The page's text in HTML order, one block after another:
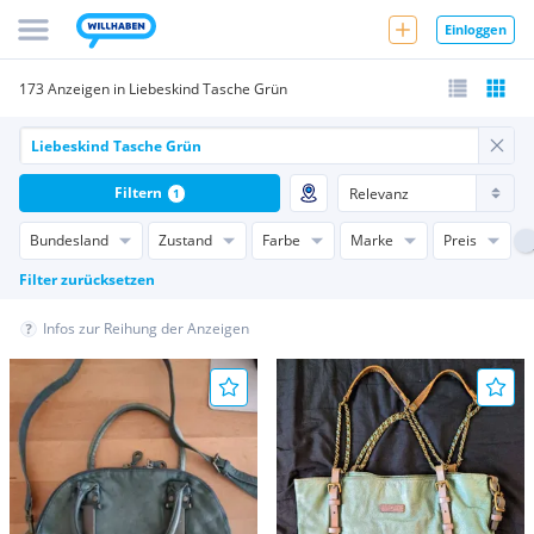
Einloggen
173 Anzeigen in Liebeskind Tasche Grün
Bundesland Zustand Farbe Marke
Preis
Filter zurücksetzen
Filtern 1
Infos zur Reihung der Anzeigen